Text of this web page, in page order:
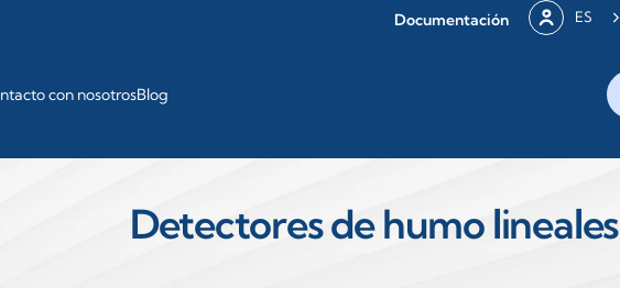
Documentación ES
con nosotrosBlog
Detectores de humo lineales